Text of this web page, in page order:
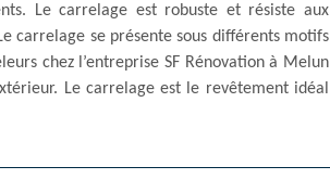
Le carrelage est robuste et résiste aux
carrelage se présente sous différents motifs
chez l’entreprise SF Rénovation à Melun
Le carrelage est le revêtement idéal